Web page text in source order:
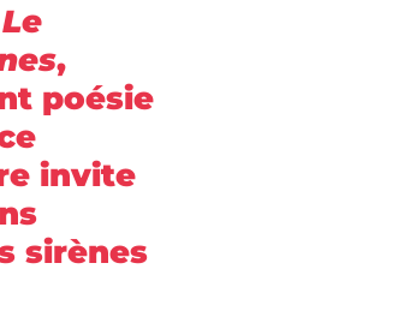
Le
,
poésie
invite
sirènes